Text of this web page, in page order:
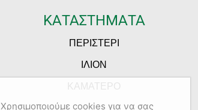
ΚΑΤΑΣΤΗΜΑΤΑ
ΠΕΡΙΣΤΕΡΙ
ΙΛΙΟΝ
Χρησιμοποιούμε cookies για να σας